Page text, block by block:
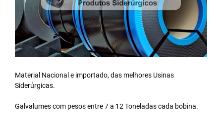
Material Nacional e importado, das melhores Usinas
Siderúrgicas.
Galvalumes com pesos entre 7 a 12 Toneladas cada bobina.